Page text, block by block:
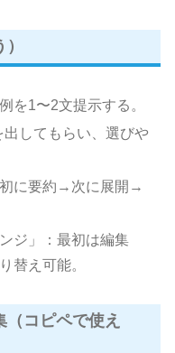
を1〜2文提示する。
出してもらい、選びや
初に要約→次に展開→
ジ」：最初は編集
替え可能。
コピペで使え